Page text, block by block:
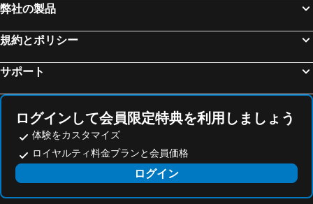
ホテルリブマックス大阪淀屋橋
宝塚ホテル
レム新大阪
NK Home
eni.konohana
TORACO konohana
Osaka City - Hotel - Vacation STAY 76633v
ビジネスホテル アーバンティ西九条
RUKA Port Area
Ayanishiki Osaka Nishi Kujo Stay
Ocean Nishikujo
Rest Collection Bentencho Osaka
オーティーアールパークビュー弁天町
Daidoh Garden Hotel
奈良駅
心斎橋駅
岐阜駅
姫路駅
三朝温泉
山中温泉
白浜温泉
京橋駅
徳島駅
新神戸駅
アドベンチャーワールド
湯郷温泉
弊社の製品
規約とポリシー
サポート
ログインして会員限定特典を利用しましょう
体験をカスタマイズ
ロイヤルティ料金プランと会員価格
ログイン